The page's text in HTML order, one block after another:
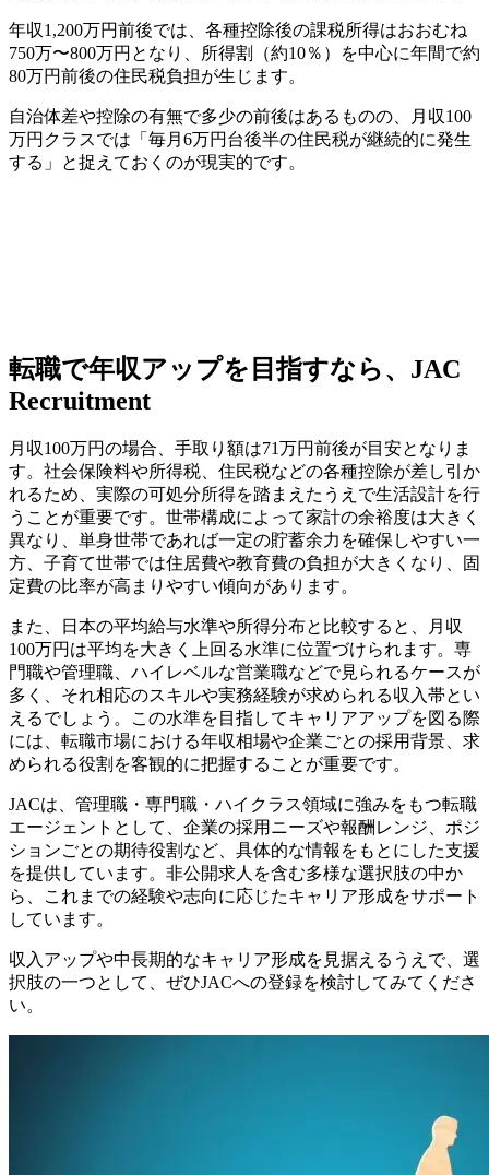
年収1,200万円前後では、各種控除後の課税所得はおおむね
750万〜800万円となり、所得割（約10％）を中心に年間で約
80万円前後の住民税負担が生じます。
自治体差や控除の有無で多少の前後はあるものの、月収100
万円クラスでは「毎月6万円台後半の住民税が継続的に発生
する」と捉えておくのが現実的です。
転職で年収アップを目指すなら、JAC
Recruitment
月収100万円の場合、手取り額は71万円前後が目安となりま
す。社会保険料や所得税、住民税などの各種控除が差し引か
れるため、実際の可処分所得を踏まえたうえで生活設計を行
うことが重要です。世帯構成によって家計の余裕度は大きく
異なり、単身世帯であれば一定の貯蓄余力を確保しやすい一
方、子育て世帯では住居費や教育費の負担が大きくなり、固
定費の比率が高まりやすい傾向があります。
また、日本の平均給与水準や所得分布と比較すると、月収
100万円は平均を大きく上回る水準に位置づけられます。専
門職や管理職、ハイレベルな営業職などで見られるケースが
多く、それ相応のスキルや実務経験が求められる収入帯とい
えるでしょう。この水準を目指してキャリアアップを図る際
には、転職市場における年収相場や企業ごとの採用背景、求
められる役割を客観的に把握することが重要です。
JACは、管理職・専門職・ハイクラス領域に強みをもつ転職
エージェントとして、企業の採用ニーズや報酬レンジ、ポジ
ションごとの期待役割など、具体的な情報をもとにした支援
を提供しています。非公開求人を含む多様な選択肢の中か
ら、これまでの経験や志向に応じたキャリア形成をサポート
しています。
収入アップや中長期的なキャリア形成を見据えるうえで、選
択肢の一つとして、ぜひJACへの登録を検討してみてくださ
い。